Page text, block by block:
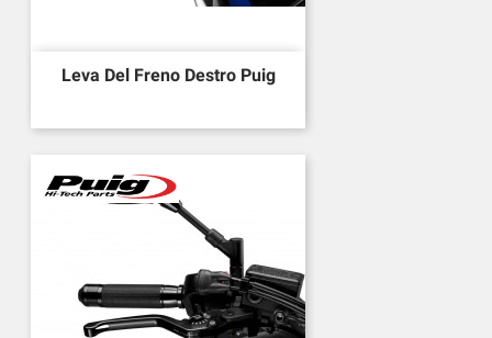
Leva Del Freno Destro Puig